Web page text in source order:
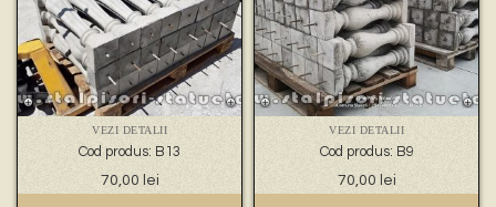
VEZI DETALII
Cod produs: B13
70,00 lei
VEZI DETALII
Cod produs: B9
70,00 lei